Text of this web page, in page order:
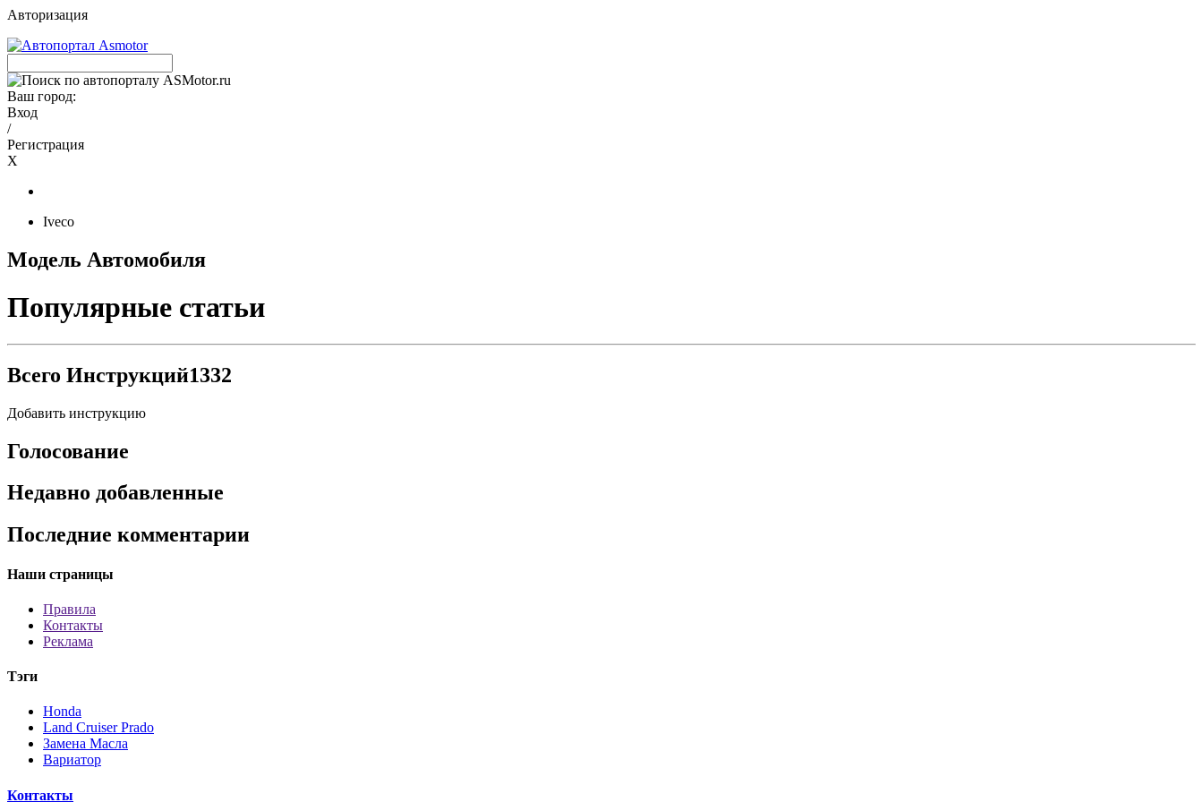
Авторизация
Ваш город:
Вход
/
Регистрация
X
Iveco
Модель Автомобиля
Популярные статьи
Всего Инструкций1332
Добавить инструкцию
Голосование
Недавно добавленные
Последние комментарии
Наши страницы
Правила
Контакты
Реклама
Тэги
Honda
Land Cruiser Prado
Замена Масла
Вариатор
Контакты